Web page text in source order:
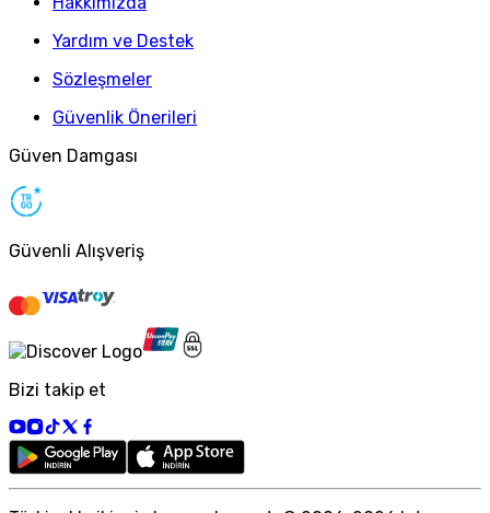
Yardım ve Destek
Sözleşmeler
Güvenlik Önerileri
Güven Damgası
Güvenli Alışveriş
Bizi takip et